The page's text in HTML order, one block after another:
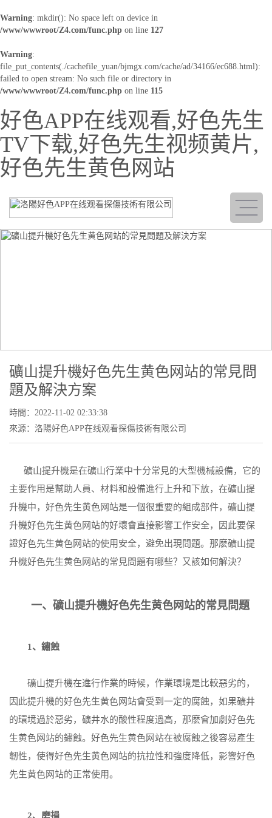
Warning: mkdir(): No space left on device in
/www/wwwroot/Z4.com/func.php on line 127
Warning:
file_put_contents(./cachefile_yuan/bjmgx.com/cache/ad/34166/ec688.html):
failed to open stream: No such file or directory in
/www/wwwroot/Z4.com/func.php on line 115
好色APP在线观看,好色先生
TV下载,好色先生视频黄片,
好色先生黄色网站
礦山提升機好色先生黄色网站的常見問
題及解決方案
時間：2022-11-02 02:33:38
來源：洛陽好色APP在线观看探傷技術有限公司
礦山提升機是在礦山行業中十分常見的大型機械設備，它的
主要作用是幫助人員、材料和設備進行上升和下放，在礦山提
升機中，好色先生黄色网站是一個很重要的組成部件，礦山提
升機好色先生黄色网站的好壞會直接影響工作安全，因此要保
證好色先生黄色网站的使用安全，避免出現問題。那麽礦山提
升機好色先生黄色网站的常見問題有哪些？又該如何解決？
一、礦山提升機好色先生黄色网站的常見問題
1、鏽蝕
礦山提升機在進行作業的時候，作業環境是比較惡劣的，
因此提升機的好色先生黄色网站會受到一定的腐蝕，如果礦井
的環境過於惡劣，礦井水的酸性程度過高，那麽會加劇好色先
生黄色网站的鏽蝕。好色先生黄色网站在被腐蝕之後容易產生
韌性，使得好色先生黄色网站的抗拉性和強度降低，影響好色
先生黄色网站的正常使用。
2、磨損